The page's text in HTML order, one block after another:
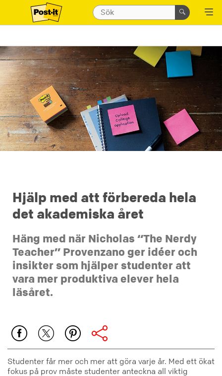
Hjälp med att förbereda hela
det akademiska året
Häng med när Nicholas “The Nerdy
Teacher” Provenzano ger idéer och
insikter som hjälper studenter att
vara mer produktiva elever hela
läsåret.
Studenter får mer och mer att göra varje år. Med ett ökat
fokus på prov måste studenter anteckna all viktig